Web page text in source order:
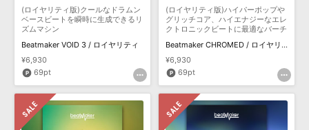
(ロイヤリティ版)クールなドラムン
ベースビートを瞬時に生成できるリ
ズムマシン
Beatmaker VOID 3 / ロイヤリティ
¥6,930
69pt
(ロイヤリティ版)ハイパーポップや
グリッチコア、ハイエナジーなエレ
クトロニックビートに最適なバーチ
Beatmaker CHROMED / ロイヤリティ
¥6,930
69pt